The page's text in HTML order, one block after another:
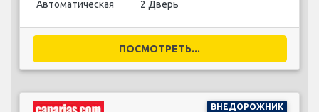
Автоматическая 2 Дверь
ПОСМОТРЕТЬ...
ВНЕДОРОЖНИК